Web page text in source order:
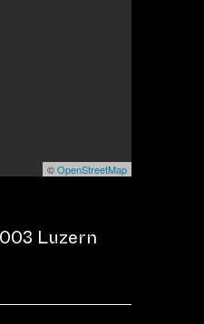
©OpenStreetMap
Luzern